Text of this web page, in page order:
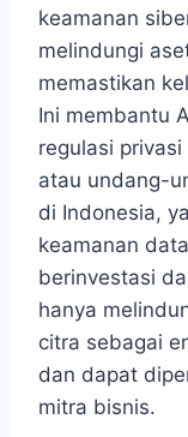
keamanan
melindungi
memastikan
Ini membantu
regulasi
atau undang-
di Indonesia,
keamanan
berinvestasi
hanya
citra sebagai
dan dapat
mitra bisnis.